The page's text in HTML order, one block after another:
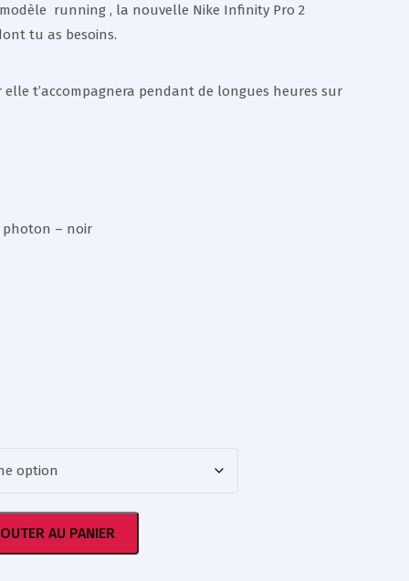
running , la nouvelle Nike Infinity Pro 2
tu as besoins.
t’accompagnera pendant de longues heures sur
photon – noir
AU PANIER